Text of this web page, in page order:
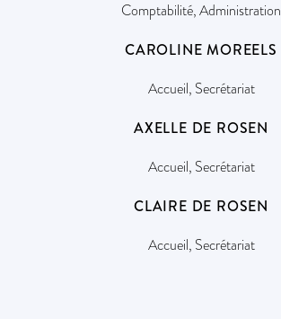
Comptabilité, Administration
CAROLINE MOREELS
Accueil, Secrétariat
AXELLE DE ROSEN
Accueil, Secrétariat
CLAIRE DE ROSEN
Accueil, Secrétariat